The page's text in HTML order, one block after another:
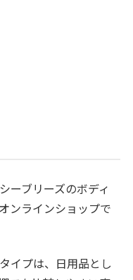
ーブリーズのボディ
ンラインショップで
イプは、日用品とし